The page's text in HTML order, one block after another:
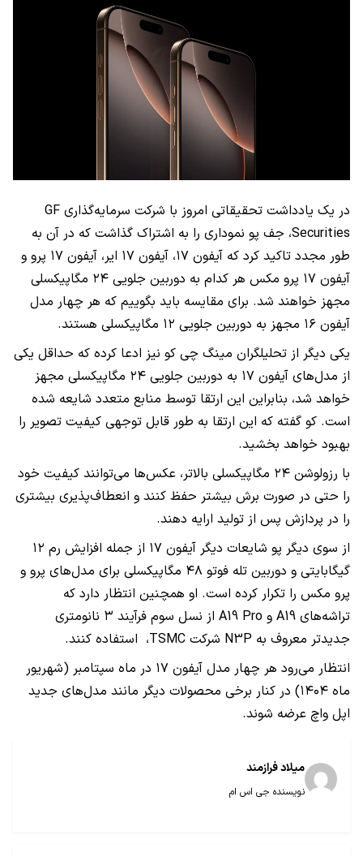
در یک یادداشت تحقیقاتی امروز با شرکت سرمایه‌گذاری GF
Securities، جف پو نموداری را به اشتراک گذاشت که در آن به
طور مجدد تاکید کرد که آیفون ۱۷، آیفون ۱۷ ایر، آیفون ۱۷ پرو و ​​
آیفون ۱۷ پرو مکس هر کدام به دوربین جلویی ۲۴ مگاپیکسلی
مجهز خواهند شد. برای مقایسه باید بگوییم که هر چهار مدل
آیفون ۱۶ مجهز به دوربین جلویی ۱۲ مگاپیکسلی هستند.
یکی دیگر از تحلیلگران مینگ چی کو نیز ادعا کرده که حداقل یکی
از مدل‌های آیفون ۱۷ به دوربین جلویی ۲۴ مگاپیکسلی مجهز
خواهد شد، بنابراین این ارتقا توسط منابع متعدد شایعه شده
است. کو گفته که این ارتقا به طور قابل توجهی کیفیت تصویر را
بهبود خواهد بخشید.
با رزولوشن ۲۴ مگاپیکسلی بالاتر، عکس‌ها می‌توانند کیفیت خود
را حتی در صورت برش بیشتر حفظ کنند و انعطاف‌پذیری بیشتری
را در پردازش پس از تولید ارایه دهند.
از سوی دیگر پو شایعات دیگر آیفون ۱۷ از جمله افزایش رم ۱۲
گیگابایتی و دوربین تله فوتو ۴۸ مگاپیکسلی برای مدل‌های پرو و
پرو مکس را تکرار کرده است. او همچنین انتظار دارد که
تراشه‌های A19 و A19 Pro از نسل سوم فرآیند ۳ نانومتری
جدیدتر معروف به N3P شرکت TSMC، استفاده کنند.
انتظار می‌رود هر چهار مدل آیفون ۱۷ در ماه سپتامبر (شهریور
ماه ۱۴۰۴) در کنار برخی محصولات دیگر مانند مدل‌های جدید
اپل واچ عرضه شوند.
میلاد فراز‌مند
نویسنده جی اس ام